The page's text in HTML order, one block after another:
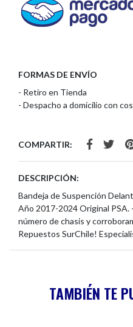
FORMAS DE ENVÍO
- Retiro en Tienda
- Despacho a domicilio con
COMPARTIR:
DESCRIPCIÓN:
Bandeja de Suspención
Año 2017-2024 Original PSA.
número de chasis y
Repuestos SurChile!
TAMBIÉN TE